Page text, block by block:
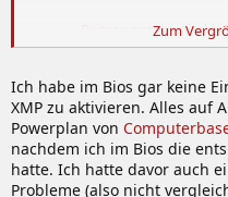
Beitrag automatisch
soso - wo hast du das her? is
aufgekommen
Zum
Ich habe im Bios gar keine
XMP zu aktivieren. Alles auf
Powerplan von
nachdem ich im Bios die
hatte. Ich hatte davor auch
Probleme (also nicht